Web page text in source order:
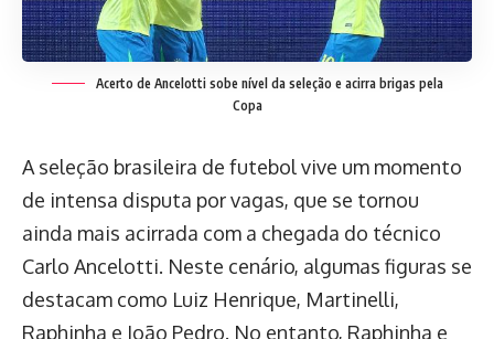
Acerto de Ancelotti sobe nível da seleção e acirra brigas pela
Copa
A seleção brasileira de futebol vive um momento
de intensa disputa por vagas, que se tornou
ainda mais acirrada com a chegada do técnico
Carlo Ancelotti. Neste cenário, algumas figuras se
destacam como Luiz Henrique, Martinelli,
Raphinha e João Pedro. No entanto, Raphinha e